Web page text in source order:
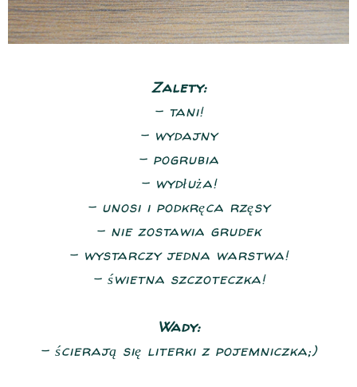
Zalety:
- tani!
- wydajny
- pogrubia
- wydłuża!
- unosi i podkręca rzęsy
- nie zostawia grudek
- wystarczy jedna warstwa!
- świetna szczoteczka!
Wady:
- ścierają się literki z pojemniczka;)